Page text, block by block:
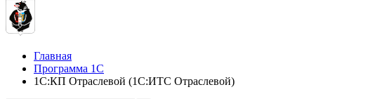
Главная
Программа 1С
1С:КП Отраслевой (1С:ИТС Отраслевой)